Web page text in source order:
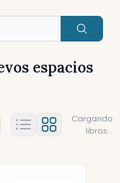
Buscar
espacios
Título (z-a)
abierto
Cargando
libros...